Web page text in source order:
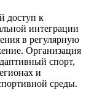
доступ к
интеграции
в регулярную
Организация
спорт,
и
среды.